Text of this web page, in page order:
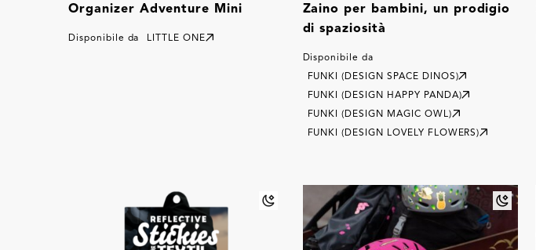
Organizer Adventure Mini
Disponibile da LITTLE ONE
Zaino per bambini, un prodigio
di spaziosità
Disponibile da
FUNKI (DESIGN SPACE DINOS)
FUNKI (DESIGN HAPPY PANDA)
FUNKI (DESIGN MAGIC OWL)
FUNKI (DESIGN LOVELY FLOWERS)